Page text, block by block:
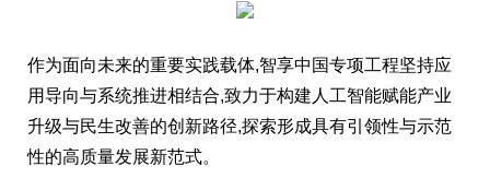
作为面向未来的重要实践载体,智享中国专项工程坚持应
用导向与系统推进相结合,致力于构建人工智能赋能产业
升级与民生改善的创新路径,探索形成具有引领性与示范
性的高质量发展新范式。